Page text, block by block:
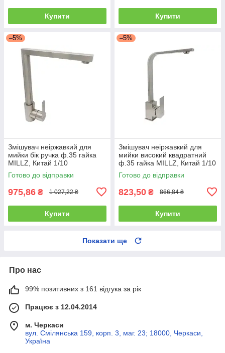
Купити Купити
–5%
Змішувач неіржавкий для
мийки бік ручка ф.35 гайка
MILLZ, Китай 1/10
Готово до відправки
975,86 ₴ 1 027,22 ₴
Купити
–5%
Змішувач неіржавкий для
мийки високий квадратний
ф.35 гайка MILLZ, Китай 1/10
Готово до відправки
823,50 ₴ 866,84 ₴
Купити
Показати ще
Про нас
99% позитивних з 161 відгука за рік
Працює з 12.04.2014
м. Черкаси
вул. Смілянська 159, корп. 3, маг. 23; 18000, Черкаси,
Україна